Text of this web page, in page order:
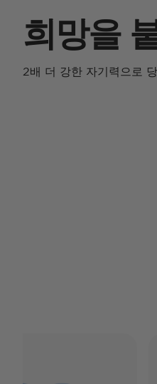
희망을
2배 더 강한 자기력으로
Portrait